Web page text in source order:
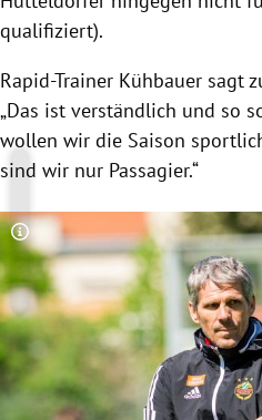
qualifiziert).
Rapid-Trainer Kühbauer sagt
„Das ist verständlich und so
wollen wir die Saison
sind wir nur Passagier.“
Copyright-Hinweis öffnen/